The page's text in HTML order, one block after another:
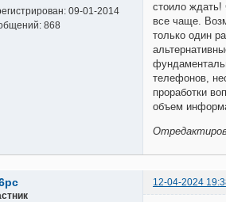
09-01-2014
868
стоило
все чаще.
только один
телефонов,
проработки
объем
12-04-2024